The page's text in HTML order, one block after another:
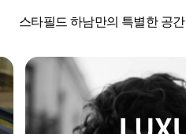
스타필드 하남만의 특별한 공간